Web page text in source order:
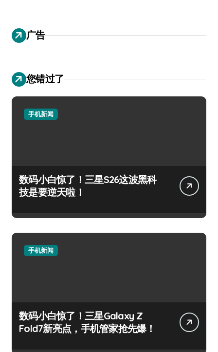
广告
您错过了
手机新闻
数码小白惊了！三星S26这波黑科
技是要逆天啦！
手机新闻
数码小白惊了！三星Galaxy Z
Fold7新亮点，手机管家抢先爆！